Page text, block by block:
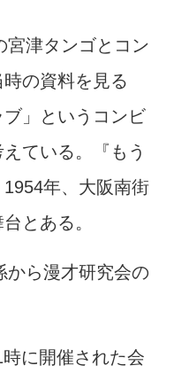
津タンゴとコン
の資料を見る
」というコンビ
ている。『もう
年、大阪南街
とある。
ら漫才研究会の
に開催された会